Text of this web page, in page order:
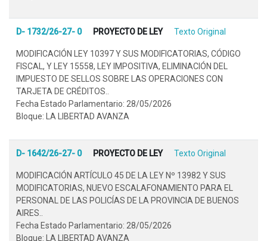
D- 1732/26-27- 0 PROYECTO DE LEY Texto Original
MODIFICACIÓN LEY 10397 Y SUS MODIFICATORIAS, CÓDIGO
FISCAL, Y LEY 15558, LEY IMPOSITIVA, ELIMINACIÓN DEL
IMPUESTO DE SELLOS SOBRE LAS OPERACIONES CON
TARJETA DE CRÉDITOS..
Fecha Estado Parlamentario: 28/05/2026
Bloque: LA LIBERTAD AVANZA
D- 1642/26-27- 0 PROYECTO DE LEY Texto Original
MODIFICACIÓN ARTÍCULO 45 DE LA LEY Nº 13982 Y SUS
MODIFICATORIAS, NUEVO ESCALAFONAMIENTO PARA EL
PERSONAL DE LAS POLICÍAS DE LA PROVINCIA DE BUENOS
AIRES..
Fecha Estado Parlamentario: 28/05/2026
Bloque: LA LIBERTAD AVANZA